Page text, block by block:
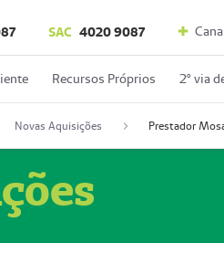
SAC 4020 9087
Recursos Próprios 2º via
Novas Aquisições